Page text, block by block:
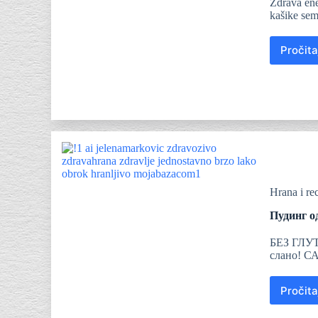
kašike
Hrana i
Пудинг
БЕЗ
слано!